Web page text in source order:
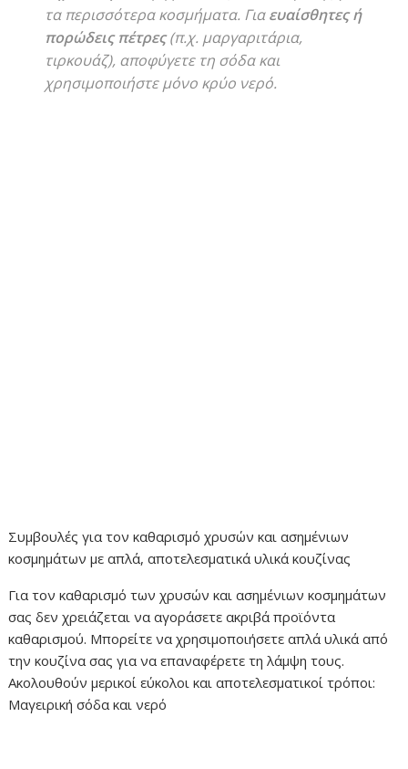
τα περισσότερα κοσμήματα. Γιαευαίσθητες ή
πορώδεις πέτρες(π.χ. μαργαριτάρια,
τιρκουάζ), αποφύγετε τη σόδα και
χρησιμοποιήστε μόνο κρύο νερό.
Συμβουλές για τον καθαρισμό χρυσών και ασημένιων
κοσμημάτων με απλά, αποτελεσματικά υλικά κουζίνας
Για τον καθαρισμό των χρυσών και ασημένιων κοσμημάτων
σας δεν χρειάζεται να αγοράσετε ακριβά προϊόντα
καθαρισμού. Μπορείτε να χρησιμοποιήσετε απλά υλικά από
την κουζίνα σας για να επαναφέρετε τη λάμψη τους.
Ακολουθούν μερικοί εύκολοι και αποτελεσματικοί τρόποι:
Μαγειρική σόδα και νερό